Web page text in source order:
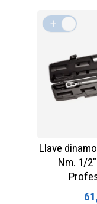
Llave
Nm. 1/
+